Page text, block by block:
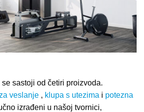
sastoji od četiri proizvoda.
veslanje , klupa s utezima i potezna
izrađeni u našoj tvornici,